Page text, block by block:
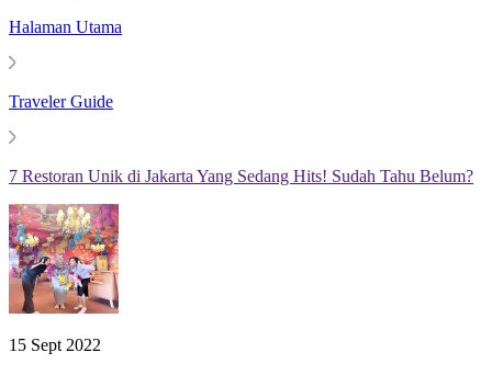
Halaman Utama
Traveler Guide
7 Restoran Unik di Jakarta Yang Sedang Hits! Sudah Tahu Belum?
15 Sept 2022